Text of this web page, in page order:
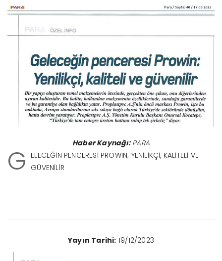
Haber Kaynağı:PARA
G ELECEĞİN PENCERESİ PROWIN; YENİLİKÇİ, KALİTELİ VE
GÜVENİLİR
Yayın Tarihi: 19/12/2023